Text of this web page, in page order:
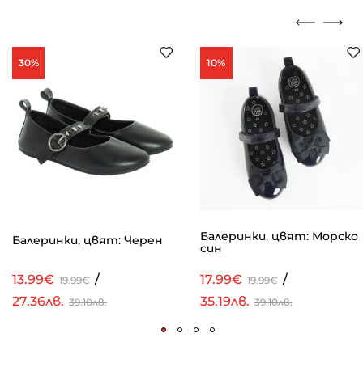
30%
Балеринки, цвят: Черен
13.99€ 19.99€ /
27.36лв. 39.10лв.
10%
Балеринки, цвят: Морско
син
17.99€ 19.99€ /
35.19лв. 39.10лв.